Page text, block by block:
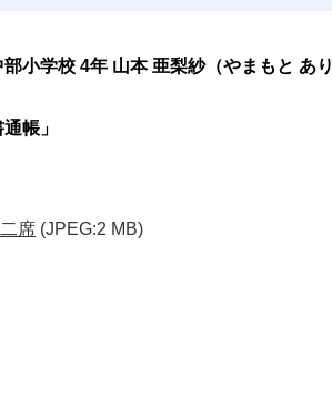
小学校 4年 山本 亜梨紗（やまもと あり
帳」
席 (JPEG:2 MB)